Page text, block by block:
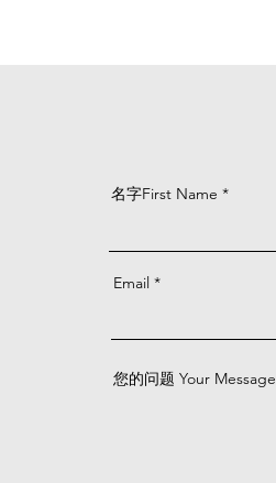
名字First Name
Email
您的问题 Your Message